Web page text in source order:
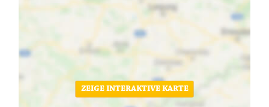
ZEIGE INTERAKTIVE KARTE